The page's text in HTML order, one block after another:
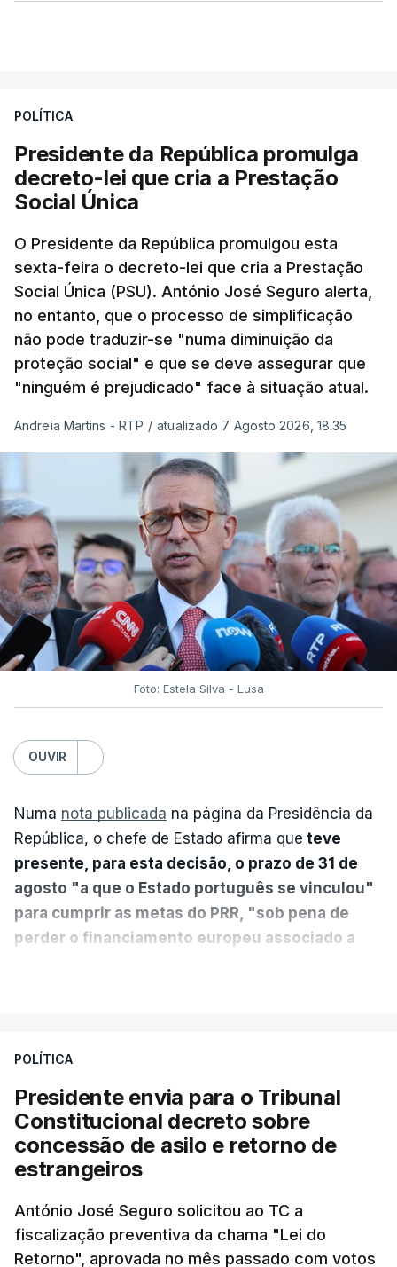
POLÍTICA
Presidente da República promulga
decreto-lei que cria a Prestação
Social Única
O Presidente da República promulgou esta
sexta-feira o decreto-lei que cria a Prestação
Social Única (PSU). António José Seguro alerta,
no entanto, que o processo de simplificação
não pode traduzir-se "numa diminuição da
proteção social" e que se deve assegurar que
"ninguém é prejudicado" face à situação atual.
Andreia Martins - RTP / atualizado 7 Agosto 2026, 18:35
Foto: Estela Silva - Lusa
OUVIR
Numa nota publicada na página da Presidência da
República, o chefe de Estado afirma que teve
presente, para esta decisão, o prazo de 31 de
agosto "a que o Estado português se vinculou"
para cumprir as metas do PRR, "sob pena de
perder o financiamento europeu associado a
sistema mais simples, mais justo e transparente".
"Sempre que seja possível reduzir burocracias,
eliminar sobreposições e garantir que os apoios
chegam a quem mais necessita, estaremos a dar
um passo na direção certa", argumenta o
Presidente da República.
POLÍTICA
Presidente envia para o Tribunal
Constitucional decreto sobre
concessão de asilo e retorno de
estrangeiros
António José Seguro solicitou ao TC a
fiscalização preventiva da chama "Lei do
Retorno", aprovada no mês passado com votos